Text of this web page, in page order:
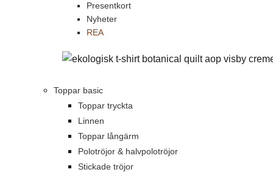
Presentkort
Nyheter
REA
Toppar basic
Toppar tryckta
Linnen
Toppar långärm
Polotröjor & halvpolotröjor
Stickade tröjor